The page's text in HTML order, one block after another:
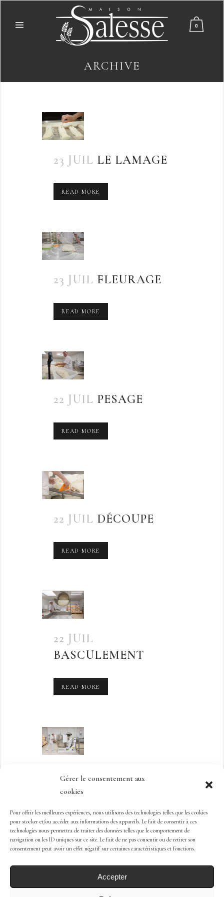
Gérer le consentement aux
cookies
Pour offrir les meilleures expériences, nous utilisons des technologies telles que les cookies
pour stocker et/ou accéder aux informations des appareils. Le fait de consentir à ces
technologies nous permettra de traiter des données telles que le comportement de
navigation ou les ID uniques sur ce site. Le fait de ne pas consentir ou de retirer son
consentement peut avoir un effet négatif sur certaines caractéristiques et fonctions.
Accepter
0
ARCHIVE
23 JUIL LE LAMAGE
READ MORE
23 JUIL FLEURAGE
READ MORE
22 JUIL PESAGE
READ MORE
22 JUIL DÉCOUPE
READ MORE
22 JUIL
BASCULEMENT
READ MORE
22 JUIL BASCULEUR